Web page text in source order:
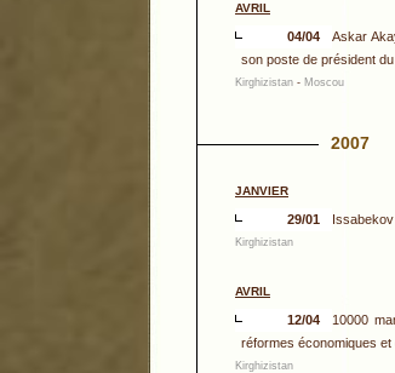
AVRIL
04/04
Askar
son poste de président du
Kirghizistan - Moscou
2007
JANVIER
29/01
Kirghizistan
AVRIL
12/04
10000
réformes économiques et
Kirghizistan